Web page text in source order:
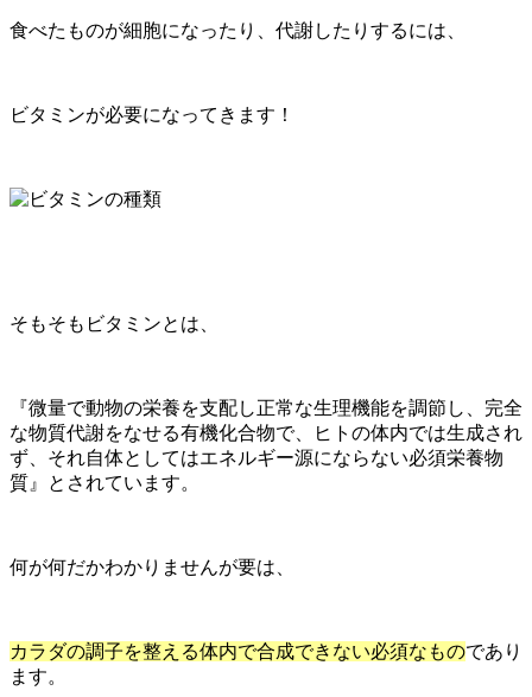
食べたものが細胞になったり、代謝したりするには、
ビタミンが必要になってきます！
そもそもビタミンとは、
『微量で動物の栄養を支配し正常な生理機能を調節し、完全
な物質代謝をなせる有機化合物で、ヒトの体内では生成され
ず、それ自体としてはエネルギー源にならない必須栄養物
質』とされています。
何が何だかわかりませんが要は、
カラダの調子を整える体内で合成できない必須なものであり
ます。